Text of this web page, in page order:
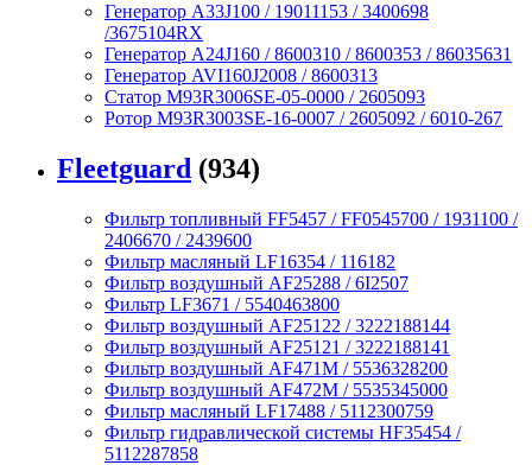
Генератор A33J100 / 19011153 / 3400698
/3675104RX
Генератор A24J160 / 8600310 / 8600353 / 86035631
Генератор AVI160J2008 / 8600313
Статор M93R3006SE-05-0000 / 2605093
Ротор M93R3003SE-16-0007 / 2605092 / 6010-267
Fleetguard (934)
Фильтр топливный FF5457 / FF0545700 / 1931100 /
2406670 / 2439600
Фильтр масляный LF16354 / 116182
Фильтр воздушный AF25288 / 6I2507
Фильтр LF3671 / 5540463800
Фильтр воздушный AF25122 / 3222188144
Фильтр воздушный AF25121 / 3222188141
Фильтр воздушный AF471M / 5536328200
Фильтр воздушный AF472M / 5535345000
Фильтр масляный LF17488 / 5112300759
Фильтр гидравлической системы HF35454 /
5112287858